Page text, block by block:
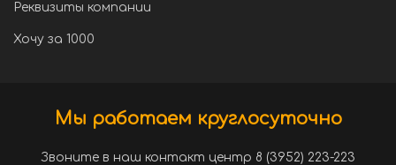
Реквизиты компании
Хочу за 1000
Мы работаем круглосуточно
Звоните в наш контакт центр 8 (3952) 223-223